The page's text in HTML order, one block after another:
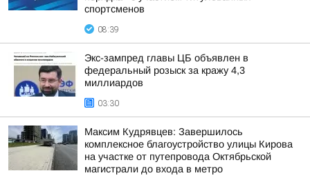
спортсменов
08:39
Экс-зампред главы ЦБ объявлен в
федеральный розыск за кражу 4,3
миллиардов
03:30
Максим Кудрявцев: Завершилось
комплексное благоустройство улицы Кирова
на участке от путепровода Октябрьской
магистрали до входа в метро